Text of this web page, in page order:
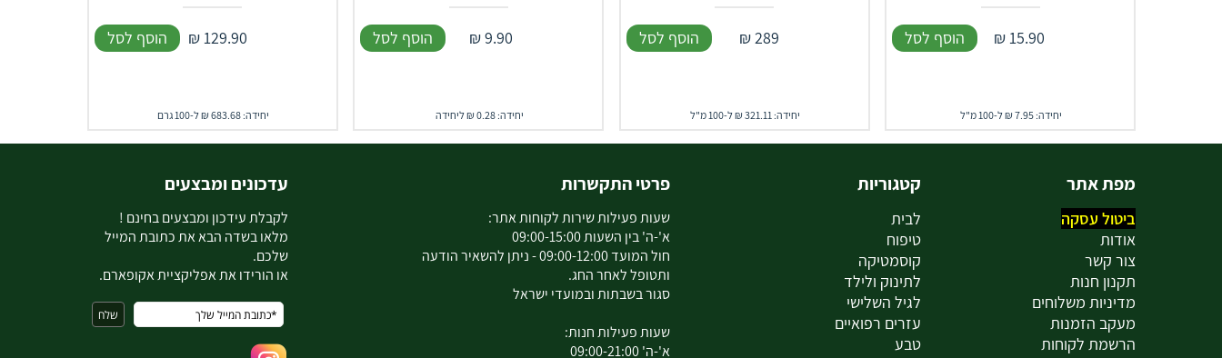
15.90
₪ הוסף לסל
יחידה: 7.95 ₪ ל-100 מ"ל
289
₪ הוסף לסל
יחידה: 321.11 ₪ ל-100 מ"ל
9.90
₪ הוסף לסל
יחידה: 0.28 ₪ ליחידה
129.90
₪ הוסף לסל
יחידה: 683.68 ₪ ל-100 גרם
מפת אתר
ביטול עסקה
אודות
צור קשר
תקנון חנות
מדיניות משלוחים
מעקב הזמנות
הרשמת לקוחות
קטגוריות
לבית
טיפוח
קוסמטיקה
לתינוק ולילד
לגיל השלישי
עזרים רפואיים
טבע
פרטי התקשרות
שעות פעילות שירות לקוחות אתר:
א'-ה' בין השעות 09:00-15:00
חול המועד 09:00-12:00 - ניתן להשאיר הודעה
ותטופל לאחר החג.
סגור בשבתות ובמועדי ישראל
שעות פעילות חנות:
א'-ה' 09:00-21:00
עדכונים ומבצעים
לקבלת עידכון ומבצעים בחינם !
מלאו בשדה הבא את כתובת המייל
שלכם.
או הורידו את אפליקציית אקופארם.